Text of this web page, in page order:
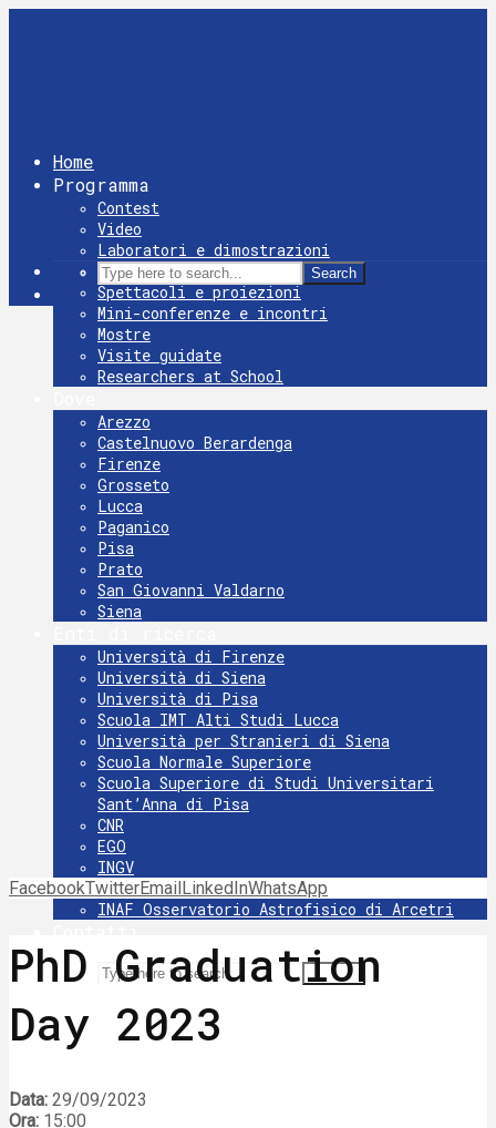
Home
Programma
Contest
Video
Laboratori e dimostrazioni
Giochi
Spettacoli e proiezioni
Mini-conferenze e incontri
Mostre
Visite guidate
Researchers at School
Arezzo
Castelnuovo Berardenga
Firenze
Grosseto
Lucca
Paganico
Pisa
Prato
San Giovanni Valdarno
Siena
Università di Firenze
Università di Siena
Università di Pisa
Scuola IMT Alti Studi Lucca
Università per Stranieri di Siena
Scuola Normale Superiore
Scuola Superiore di Studi Universitari
Sant’Anna di Pisa
CNR
EGO
INGV
INFN
INAF Osservatorio Astrofisico di Arcetri
Search
Search
FacebookTwitterEmailLinkedInWhatsApp
PhD Graduation
Day 2023
Data: 29/09/2023
Ora: 15:00